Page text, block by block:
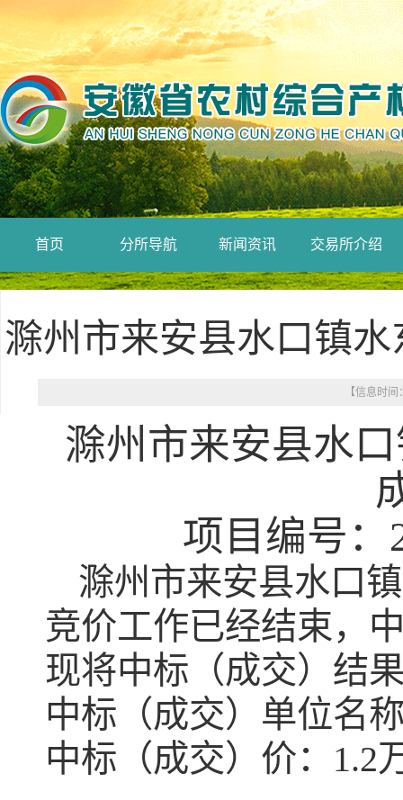
首页 分所导航 新闻资讯 交易所介绍
滁州市来安县水口镇
【信息时
滁州市来安县水
项目编号：
滁州市来安县水口
竞价工作已经结束，
现将中标（成交）结
中标（成交）单位名
中标（成交）价：1.2